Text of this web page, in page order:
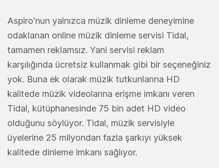
Aspiro'nun yalnızca müzik dinleme deneyimine
odaklanan online müzik dinleme servisi Tidal,
tamamen reklamsız. Yani servisi reklam
karşılığında ücretsiz kullanmak gibi bir seçeneğiniz
yok. Buna ek olarak müzik tutkunlarına HD
kalitede müzik videolarına erişme imkanı veren
Tidal, kütüphanesinde 75 bin adet HD video
olduğunu söylüyor. Tidal, müzik servisiyle
üyelerine 25 milyondan fazla şarkıyı yüksek
kalitede dinleme imkanı sağlıyor.